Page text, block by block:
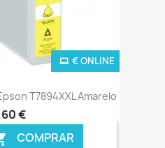
T7894XXL Amarelo
€
COMPRAR
€ ONLINE